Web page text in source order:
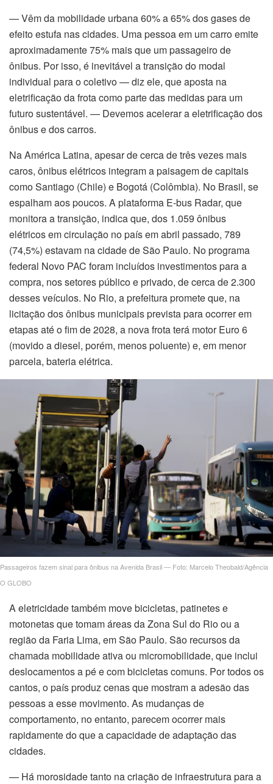
— Vêm da mobilidade urbana 60% a 65% dos gases de
efeito estufa nas cidades. Uma pessoa em um carro emite
aproximadamente 75% mais que um passageiro de
ônibus. Por isso, é inevitável a transição do modal
individual para o coletivo — diz ele, que aposta na
eletrificação da frota como parte das medidas para um
futuro sustentável. — Devemos acelerar a eletrificação dos
ônibus e dos carros.
Na América Latina, apesar de cerca de três vezes mais
caros, ônibus elétricos integram a paisagem de capitais
como Santiago (Chile) e Bogotá (Colômbia). No Brasil, se
espalham aos poucos. A plataforma E-bus Radar, que
monitora a transição, indica que, dos 1.059 ônibus
elétricos em circulação no país em abril passado, 789
(74,5%) estavam na cidade de São Paulo. No programa
federal Novo PAC foram incluídos investimentos para a
compra, nos setores público e privado, de cerca de 2.300
desses veículos. No Rio, a prefeitura promete que, na
licitação dos ônibus municipais prevista para ocorrer em
etapas até o fim de 2028, a nova frota terá motor Euro 6
(movido a diesel, porém, menos poluente) e, em menor
parcela, bateria elétrica.
Passageiros fazem sinal para ônibus na Avenida Brasil — Foto: Marcelo Theobald/Agência
O GLOBO
A eletricidade também move bicicletas, patinetes e
motonetas que tomam áreas da Zona Sul do Rio ou a
região da Faria Lima, em São Paulo. São recursos da
chamada mobilidade ativa ou micromobilidade, que inclui
deslocamentos a pé e com bicicletas comuns. Por todos os
cantos, o país produz cenas que mostram a adesão das
pessoas a esse movimento. As mudanças de
comportamento, no entanto, parecem ocorrer mais
rapidamente do que a capacidade de adaptação das
cidades.
— Há morosidade tanto na criação de infraestrutura para a